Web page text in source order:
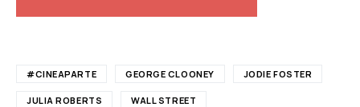
#CINEAPARTE GEORGE CLOONEY JODIE FOSTER
JULIA ROBERTS WALL STREET